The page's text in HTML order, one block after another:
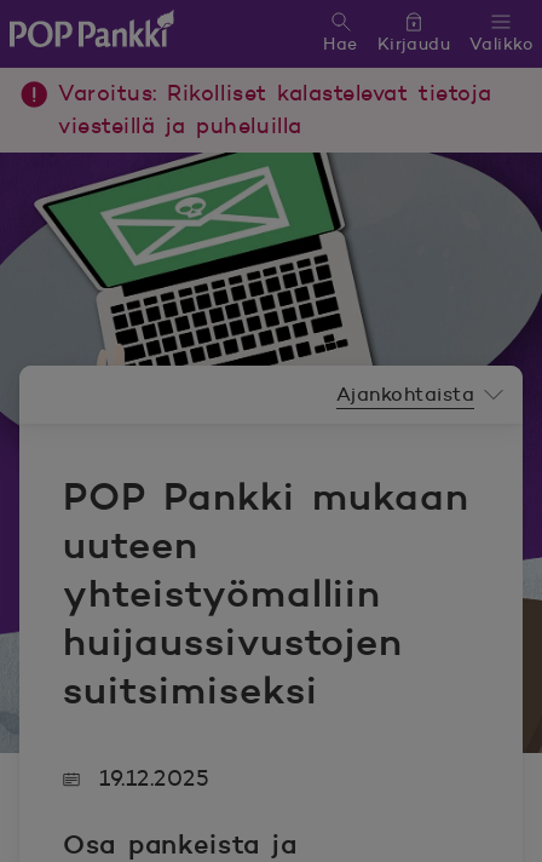
POP Pankki, etusivulle
Valikko
Hae Kirjaudu
Varoitus: Rikolliset kalastelevat tietoja
viesteillä ja puheluilla
POP Pankki mukaan
uuteen
yhteistyömalliin
huijaussivustojen
suitsimiseksi
Ajankohtaista
19.12.2025
Osa pankeista ja